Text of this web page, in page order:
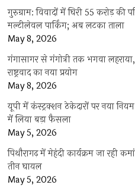
गुरुग्राम: विवादों में घिरी 55 करोड़ की
मल्टीलेवल पार्किंग; अब लटका ताला
May 8, 2026
गंगासागर से गंगोत्री तक भगवा
राष्ट्रवाद का नया प्रयोग
May 8, 2026
यूपी में कंस्ट्रक्शन ठेकेदारों पर नया
में लिया बड़ा फैसला
May 5, 2026
पिथौरागढ़ में मेहंदी कार्यक्रम जा रही
तीन घायल
May 5, 2026